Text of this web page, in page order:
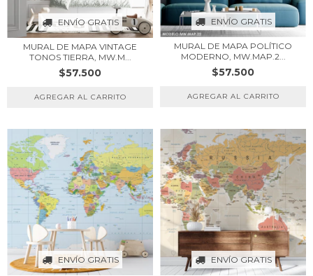
ENVÍO GRATIS
MURAL DE MAPA VINTAGE
TONOS TIERRA, MW.M...
$57.500
ENVÍO GRATIS
MURAL DE MAPA POLÍTICO
MODERNO, MW.MAP.2...
$57.500
ENVÍO GRATIS ENVÍO GRATIS